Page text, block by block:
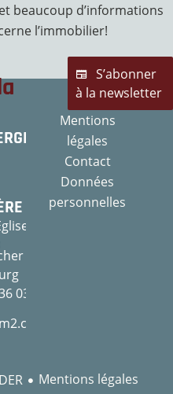
beaucoup d’informations
l’immobilier!
S’abonner
à la newsletter
03
Mentions
légales
Contact
Données
personnelles
Mentions légales